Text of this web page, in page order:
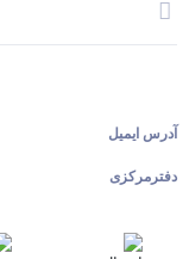
آدرس ایمیل
دفترمرکزی